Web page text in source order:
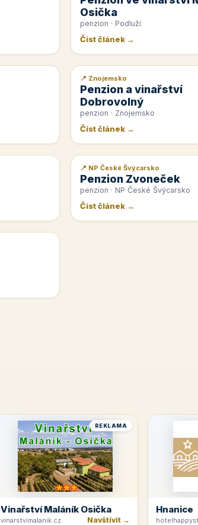
Osička
penzion · Podluží
Číst článek →
📰 PR článek
📍 Znojemsko
Penzion a vinařství
Dobrovolný
penzion · Znojemsko
Číst článek →
📰 PR článek
📍 NP České Švýcarsko
Penzion Zvoneček
penzion · NP České Švýcarsko
Číst článek →
REKLAMA
Vinařství Maláník Osička
vinarstvimalanik.cz Navštívit →
Hnanice